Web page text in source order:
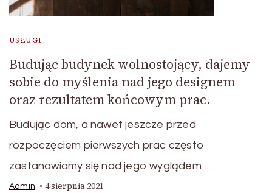
USŁUGI
Budując budynek wolnostojący, dajemy
sobie do myślenia nad jego designem
oraz rezultatem końcowym prac.
Budując dom, a nawet jeszcze przed
rozpoczęciem pierwszych prac często
zastanawiamy się nad jego wyglądem …
Admin 4 sierpnia 2021